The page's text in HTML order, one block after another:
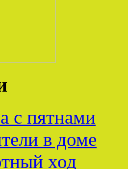
с пятнами
в доме
ход